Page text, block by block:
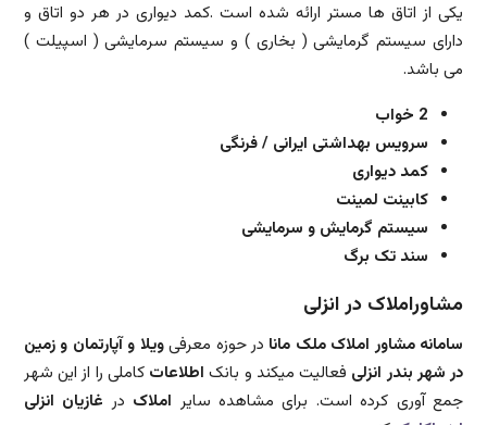
یکی از اتاق ها مستر ارائه شده است .کمد دیواری در هر دو اتاق و
دارای سیستم گرمایشی ( بخاری ) و سیستم سرمایشی ( اسپیلت )
می باشد.
2 خواب
سرویس بهداشتی ایرانی / فرنگی
کمد دیواری
کابینت لمینت
سیستم گرمایش و سرمایشی
سند تک برگ
مشاوراملاک در انزلی
سامانه مشاور املاک ملک مانا در حوزه معرفیویلا و آپارتمان و زمین
در شهر بندر انزلی فعالیت میکند و بانک اطلاعاتکاملی را از این شهر
جمع آوری کرده است. برای مشاهده سایر املاک در غازیان انزلی